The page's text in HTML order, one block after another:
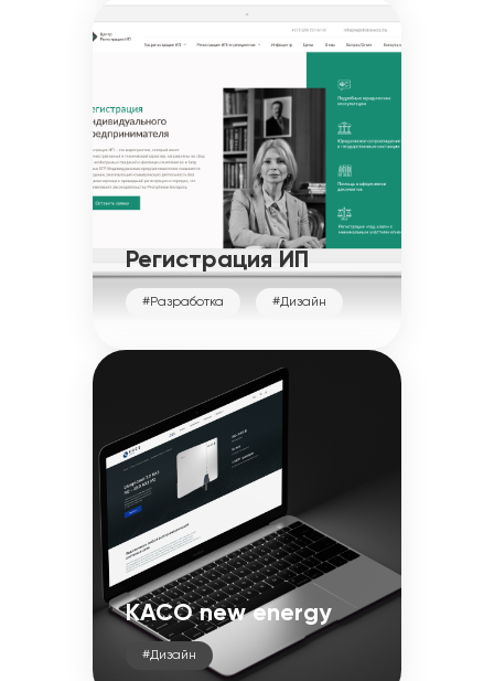
Регистрация ИП
#Разработка #Дизайн
KACO new energy
#Дизайн